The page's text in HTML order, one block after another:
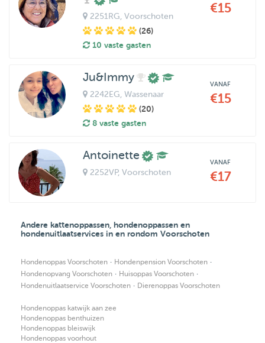
2251RG, Voorschoten
(26)
10 vaste gasten
€15
Ju&Immy
2242EG , Wassenaar
(20)
8 vaste gasten
VANAF
€15
Antoinette
2252VP, Voorschoten
VANAF
€17
Andere kattenoppassen, hondenoppassen en
hondenuitlaatservices in en rondom Voorschoten
Hondenoppas Voorschoten · Hondenpension Voorschoten ·
Hondenopvang Voorschoten · Huisoppas Voorschoten ·
Hondenuitlaatservice Voorschoten · Dierenoppas Voorschoten
Hondenoppas katwijk aan zee
Hondenoppas benthuizen
Hondenoppas bleiswijk
Hondenoppas voorhout